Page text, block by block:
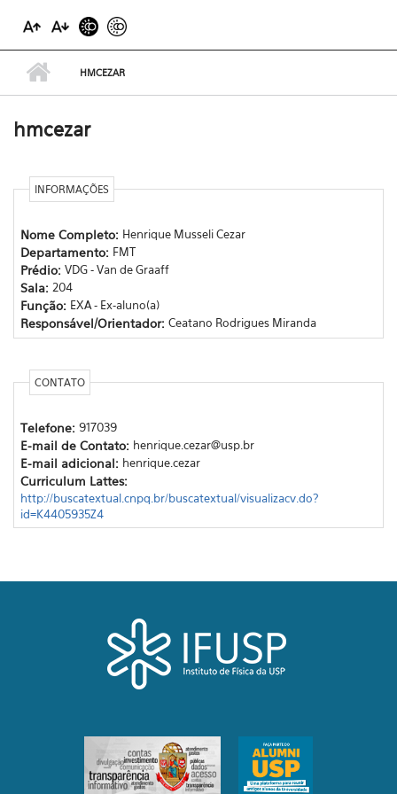
HMCEZAR
hmcezar
INFORMAÇÕES
Nome Completo: Henrique Musseli Cezar
Departamento: FMT
Prédio: VDG - Van de Graaff
Sala: 204
Função: EXA - Ex-aluno(a)
Responsável/Orientador: Ceatano Rodrigues Miranda
CONTATO
Telefone: 917039
E-mail de Contato: henrique.cezar@usp.br
E-mail adicional: henrique.cezar
Curriculum Lattes:
http://buscatextual.cnpq.br/buscatextual/visualizacv.do?
id=K4405935Z4